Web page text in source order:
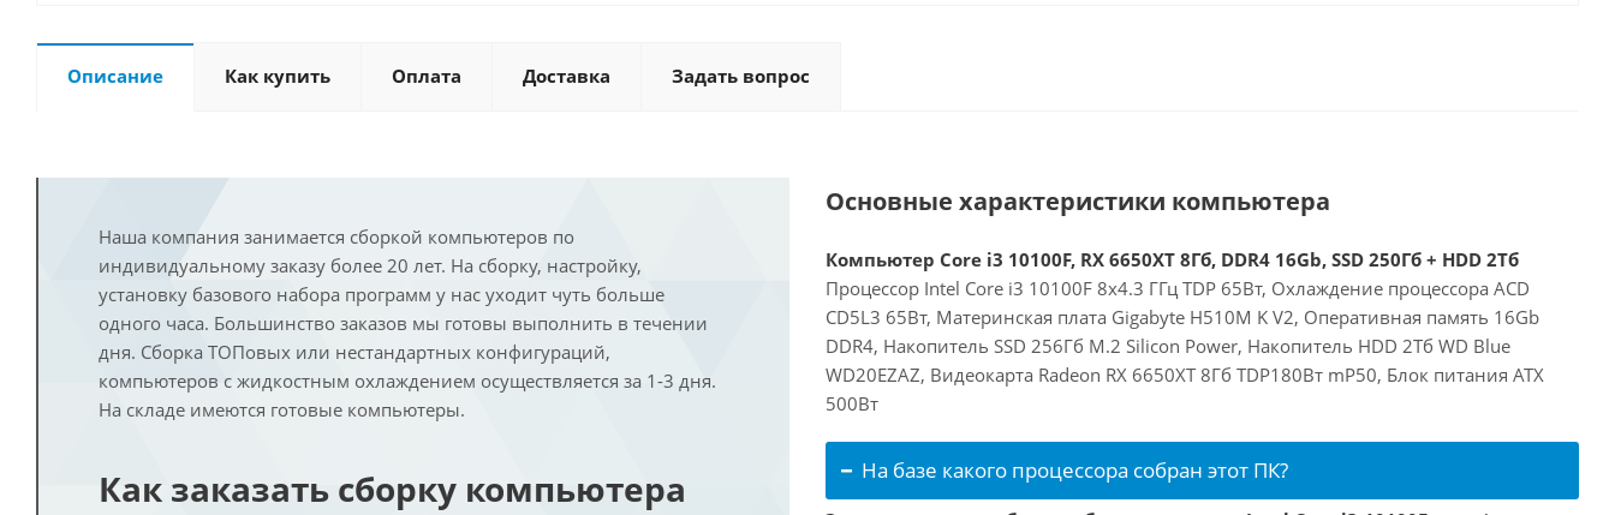
Описание Как купить Оплата Доставка Задать вопрос
Наша компания занимается сборкой компьютеров по
индивидуальному заказу более 20 лет. На сборку, настройку,
установку базового набора программ у нас уходит чуть больше
одного часа. Большинство заказов мы готовы выполнить в течении
дня. Сборка ТОПовых или нестандартных конфигураций,
компьютеров с жидкостным охлаждением осуществляется за 1-3 дня.
На складе имеются готовые компьютеры.
Как заказать сборку компьютера
Основные характеристики компьютера
Компьютер Core i3 10100F, RX 6650XT 8Гб, DDR4 16Gb, SSD 250Гб + HDD 2Тб
Процессор Intel Core i3 10100F 8x4.3 ГГц TDP 65Вт, Охлаждение процессора ACD
CD5L3 65Вт, Материнская плата Gigabyte H510M K V2, Оперативная память 16Gb
DDR4, Накопитель SSD 256Гб M.2 Silicon Power, Накопитель HDD 2Тб WD Blue
WD20EZAZ, Видеокарта Radeon RX 6650XT 8Гб TDP180Вт mP50, Блок питания ATX
500Вт
На базе какого процессора собран этот ПК?